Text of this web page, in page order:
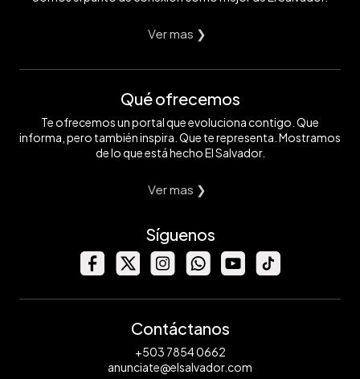
Ver mas ❯
Qué ofrecemos
Te ofrecemos un portal que evoluciona contigo. Que
informa, pero también inspira. Que te representa. Mostramos
de lo que está hecho El Salvador.
Ver mas ❯
Síguenos
Contáctanos
+503 7854 0662
anunciate@elsalvador.com